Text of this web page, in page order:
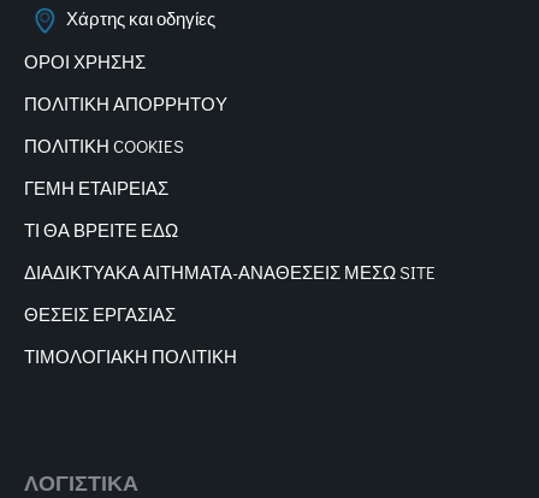
Χάρτης και οδηγίες
ΟΡΟΙ ΧΡΗΣΗΣ
ΠΟΛΙΤΙΚΗ ΑΠΟΡΡΗΤΟΥ
ΠΟΛΙΤΙΚΗ COOKIES
ΓΕΜΗ ΕΤΑΙΡΕΙΑΣ
ΤΙ ΘΑ ΒΡΕΙΤΕ ΕΔΩ
ΔΙΑΔΙΚΤΥΑΚΑΑΙΤΗΜΑΤΑ-ΑΝΑΘΕΣΕΙΣ ΜΕΣΩ SITE
ΘΕΣΕΙΣ ΕΡΓΑΣΙΑΣ
ΤΙΜΟΛΟΓΙΑΚΗ ΠΟΛΙΤΙΚΗ
ΛΟΓΙΣΤΙΚΑ